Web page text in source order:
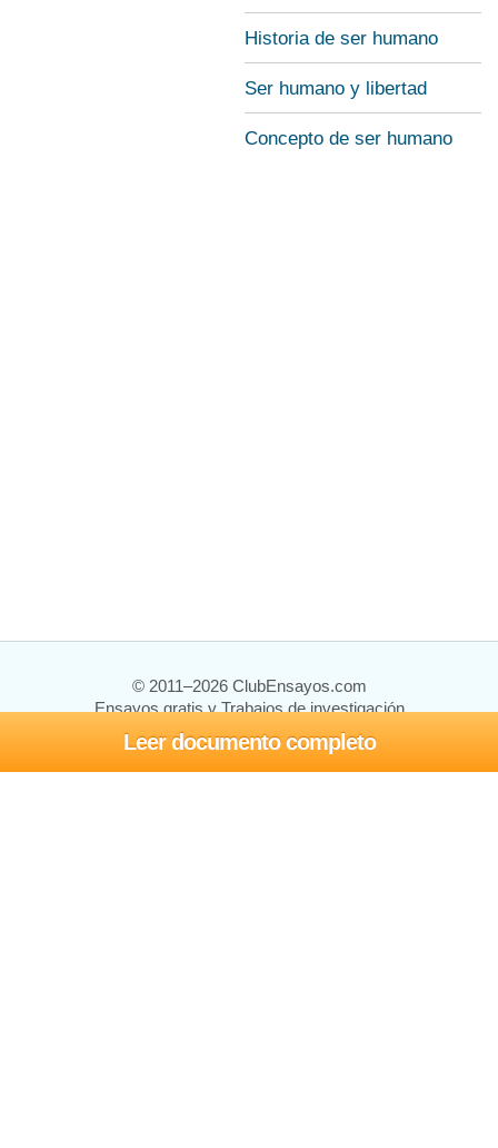
Leer documento completo
Historia de ser humano
Ser humano y libertad
Concepto de ser humano
© 2011–2026 ClubEnsayos.com
Ensayos gratis y Trabajos de investigación